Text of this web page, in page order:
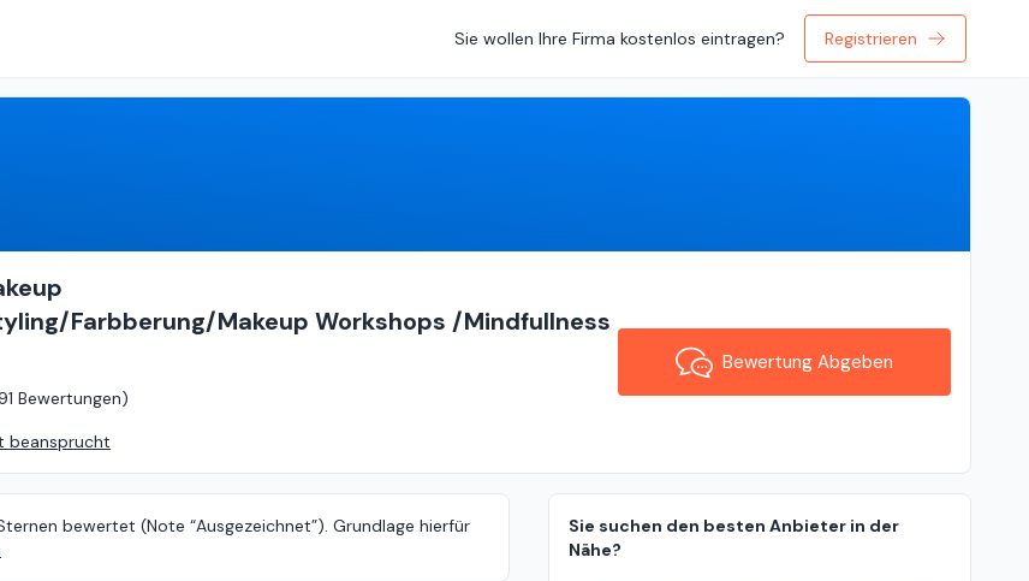
Sie wollen Ihre Firma kostenlos eintragen? Registrieren
Farbberung/Makeup Workshops /Mindfullness
Bewertungen)
beansprucht
Bewertung Abgeben
bewertet (Note “Ausgezeichnet”). Grundlage hierfür
Sie suchen den besten Anbieter in der
Nähe?